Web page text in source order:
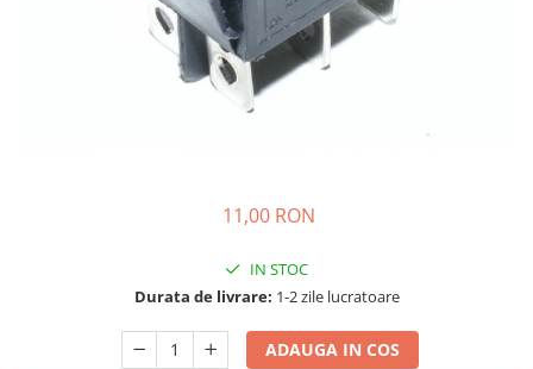
PIESE DE SCHIMB
11,00 RON
IN STOC
Durata de livrare: 1-2 zile lucratoare
ADAUGA IN COS